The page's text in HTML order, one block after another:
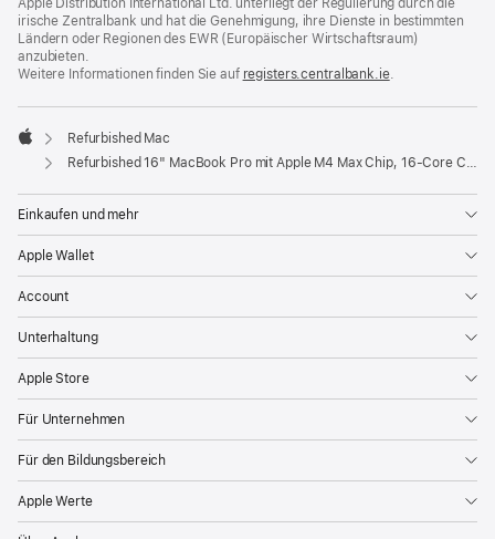
Apple Distribution International Ltd. unterliegt der Regulierung durch die
irische Zentralbank und hat die Genehmigung, ihre Dienste in bestimmten
Ländern oder Regionen des EWR (Europäischer Wirtschaftsraum)
anzubieten.
Weitere Informationen finden Sie auf registers.centralbank.ie(Öffnet
neues
.
Apple
Refurbished Mac
Refurbished 16" MacBook Pro mit Apple M4 Max Chip, 16‑Core CPU und 40‑Core GPU - Space Schwarz
Einkaufen und mehr
Apple Wallet
Account
Unterhaltung
Apple Store
Für Unternehmen
Für den Bildungsbereich
Apple Werte